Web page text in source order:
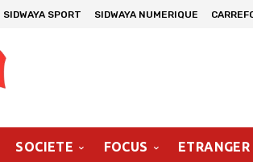
SIDWAYA SPORT SIDWAYA NUMERIQUE
SOCIETE FOCUS ETRANGER